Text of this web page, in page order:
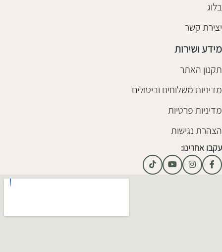
בלוג
יצירת קשר
מידע ושירות
תקנון האתר
מדיניות משלוחים וביטולים
מדיניות פרטיות
הצהרת נגישות
עקבו אחרינו: